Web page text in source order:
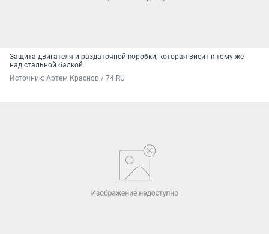
Защита двигателя и раздаточной коробки, которая висит к тому же
над стальной балкой
Источник: Артем Краснов / 74.RU